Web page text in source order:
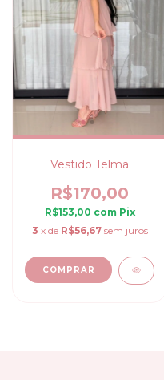
Vestido Telma
R$170,00
R$153,00 com Pix
3 x de R$56,67 sem juros
COMPRAR